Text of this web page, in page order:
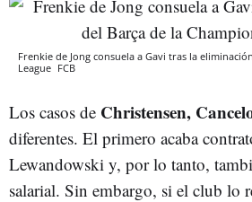
Frenkie de Jong consuela a Gavi tras la
League FCB
Los casos de Christensen,
diferentes. El primero acaba
Lewandowski y, por lo tanto,
salarial. Sin embargo, si el club lo